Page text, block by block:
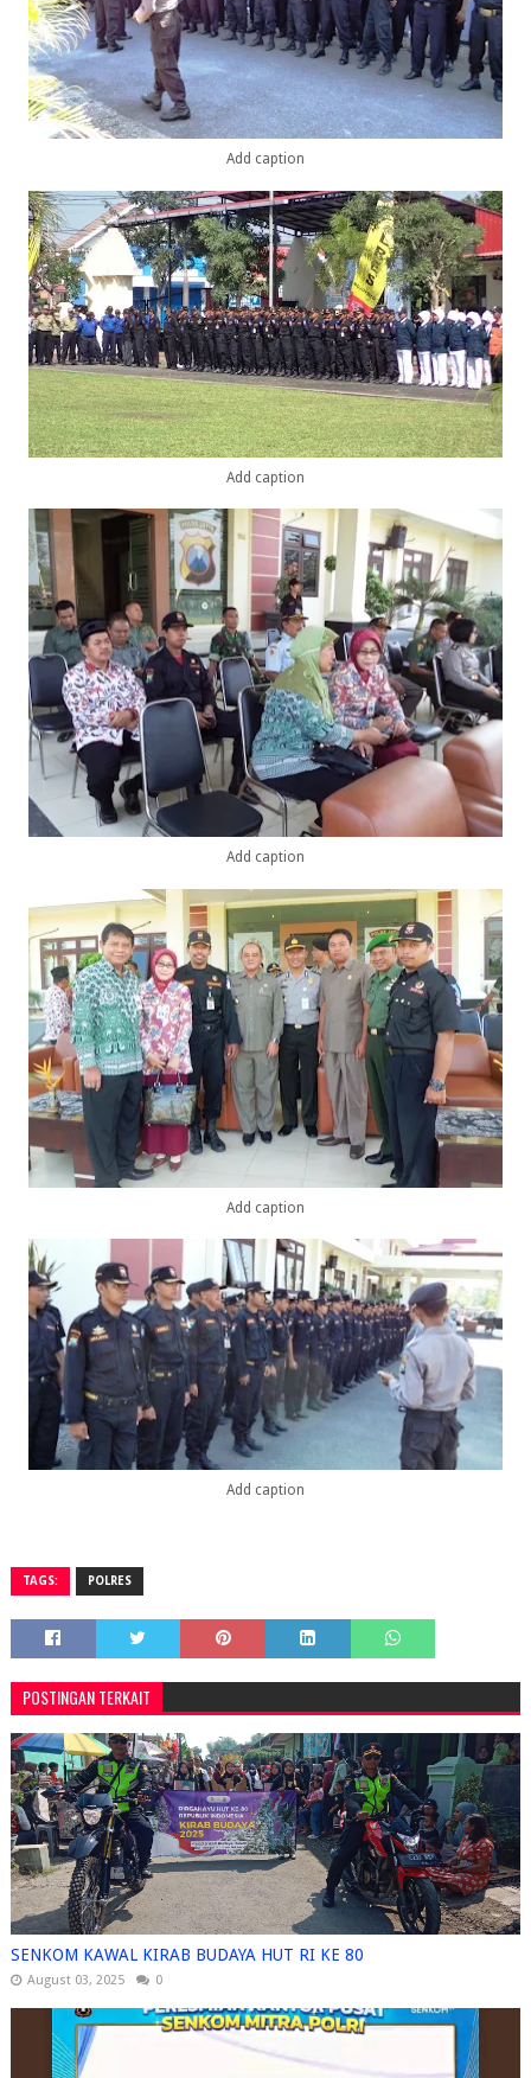
Add caption
Add caption
Add caption
Add caption
Add caption
TAGS: POLRES
POSTINGAN TERKAIT
SENKOM KAWAL KIRAB BUDAYA HUT RI KE 80
August 03, 2025 0